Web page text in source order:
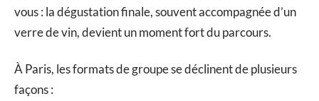
vous : la dégustation finale, souvent accompagnée d’un
verre de vin, devient un moment fort du parcours.
À Paris, les formats de groupe se déclinent de plusieurs
façons :